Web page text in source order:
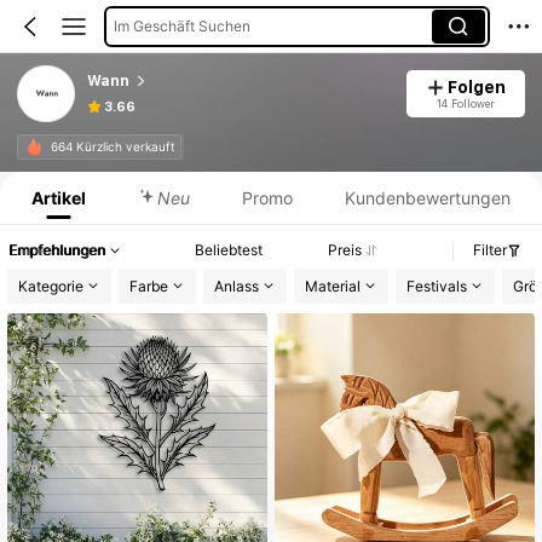
Im Geschäft Suchen
Wann
3.66
Folgen
14 Follower
664 Kürzlich verkauft
Produktinformation: Preisangabe, Verkaufs- und Lagerbestandsdetails.
Artikel Neu Promo Kundenbewertungen
Empfehlungen Beliebtest Preis
Filter
Kategorie
Farbe Anlass Material Festivals